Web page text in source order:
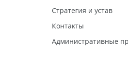
Стратегия и устав
Контакты
Административные